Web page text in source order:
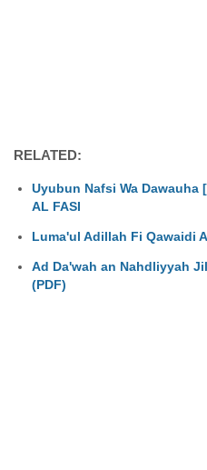
RELATED:
Uyubun Nafsi Wa Dawauha
AL FASI
Luma'ul Adillah Fi Qawaidi
Ad Da'wah an Nahdliyyah
(PDF)